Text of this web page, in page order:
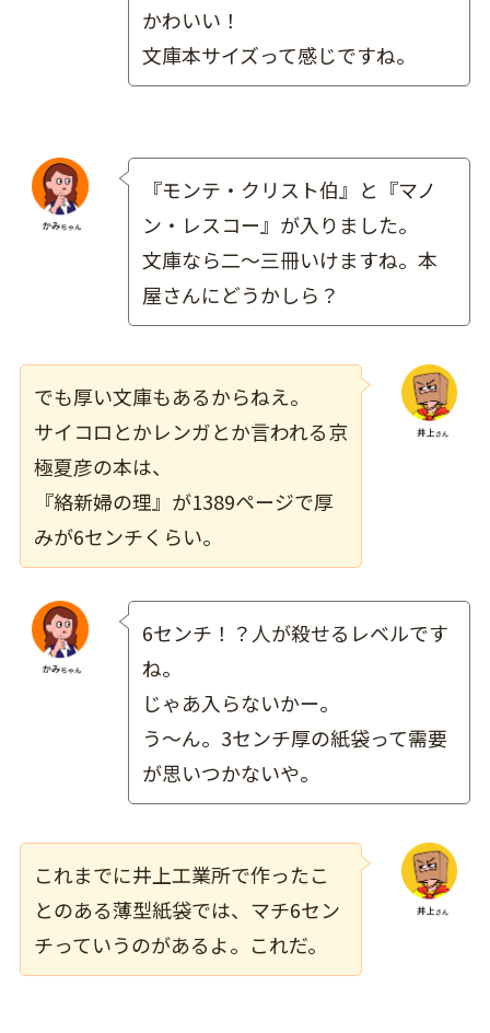
かわいい！
文庫本サイズって感じですね。
『モンテ・クリスト伯』と『マノ
ン・レスコー』が入りました。
文庫なら二～三冊いけますね。本
屋さんにどうかしら？
でも厚い文庫もあるからねえ。
サイコロとかレンガとか言われる京
極夏彦の本は、
『絡新婦の理』が1389ページで厚
みが6センチくらい。
6センチ！？人が殺せるレベルです
ね。
じゃあ入らないかー。
う～ん。3センチ厚の紙袋って需要
が思いつかないや。
これまでに井上工業所で作ったこ
とのある薄型紙袋では、マチ6セン
チっていうのがあるよ。これだ。